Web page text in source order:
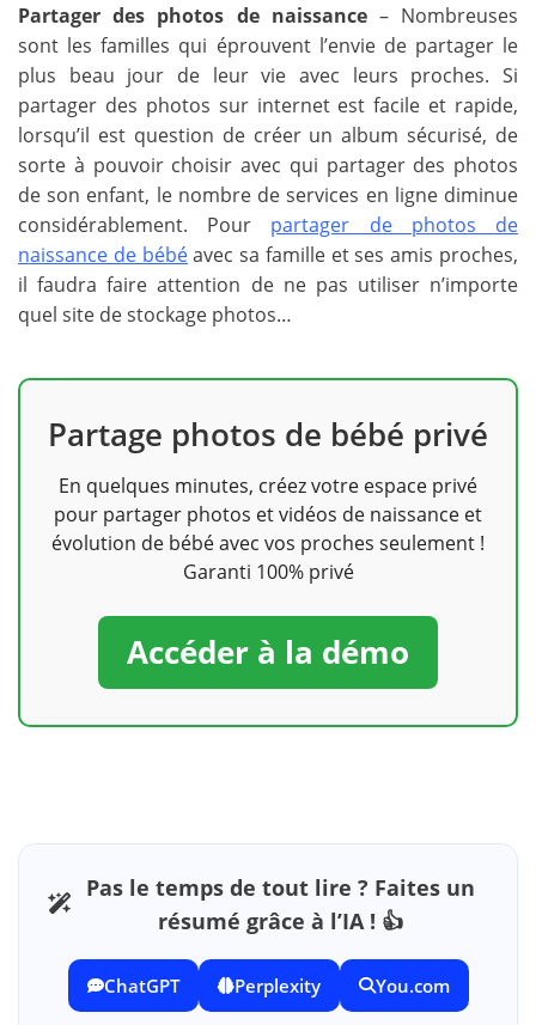
Partager des photos de naissance– Nombreuses
sont les familles qui éprouvent l’envie de partager le
plus beau jour de leur vie avec leurs proches. Si
partager des photos sur internet est facile et rapide,
lorsqu’il est question de créer un album sécurisé, de
sorte à pouvoir choisir avec qui partager des photos
de son enfant, le nombre de services en ligne diminue
considérablement. Pour partager de photos de
naissance de bébéavec sa famille et ses amis proches,
il faudra faire attention de ne pas utiliser n’importe
quel site de stockage photos…
Partage photos de bébé privé
En quelques minutes, créez votre espace privé
pour partager photos et vidéos de naissance et
évolution de bébé avec vos proches seulement !
Garanti 100% privé
Accéder à la démo
Pas le temps de tout lire ? Faites un
résumé grâce à l’IA ! 👍
ChatGPT Perplexity You.com